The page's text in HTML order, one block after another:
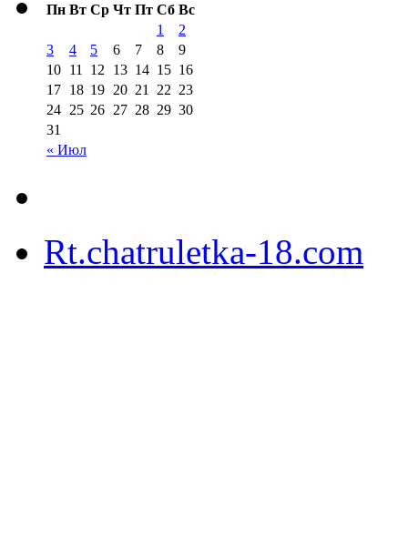
Пн Вт Ср Чт Пт Сб Вс
« Июл
1
2
3
4 5 6 7 8
9
10 11 12 13 14 15 16
17 18 19 20 21 22 23
24 25 26 27 28 29 30
31
Rt.chatruletka-18.com